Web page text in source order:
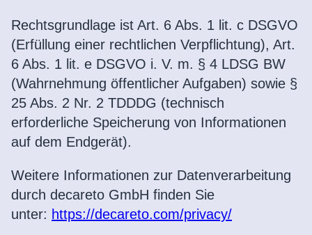
Rechtsgrundlage ist Art. 6 Abs. 1 lit. c DSGVO
(Erfüllung einer rechtlichen Verpflichtung), Art.
6 Abs. 1 lit. e DSGVO i. V. m. § 4 LDSG BW
(Wahrnehmung öffentlicher Aufgaben) sowie §
25 Abs. 2 Nr. 2 TDDDG (technisch
erforderliche Speicherung von Informationen
auf dem Endgerät).
Weitere Informationen zur Datenverarbeitung
durch decareto GmbH finden Sie
unter: https://decareto.com/privacy/